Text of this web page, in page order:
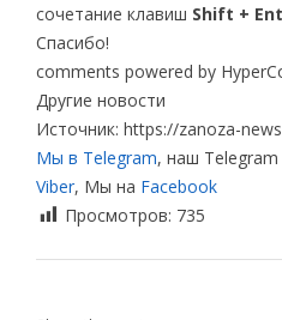
сочетание клавиш Shift +
Спасибо!
comments powered by
Другие новости
Источник: https://zanoza-
Мы в Telegram, наш
Viber, Мы на Facebook
Просмотров: 735